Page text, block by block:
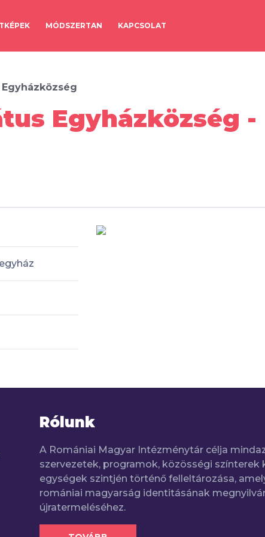
MÓDSZERTAN KAPCSOLAT
Egyházközség -
Rólunk
A Romániai Magyar Intézménytár célja
szervezetek, programok, közösségi színterek
egységek szintjén történő felleltározása,
romániai magyarság identitásának
újratermeléséhez.